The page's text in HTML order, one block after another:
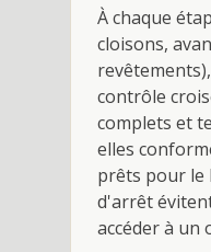
À chaque
cloisons,
contrôle
complets et
elles
prêts pour le
d'arrêt
accéder à un